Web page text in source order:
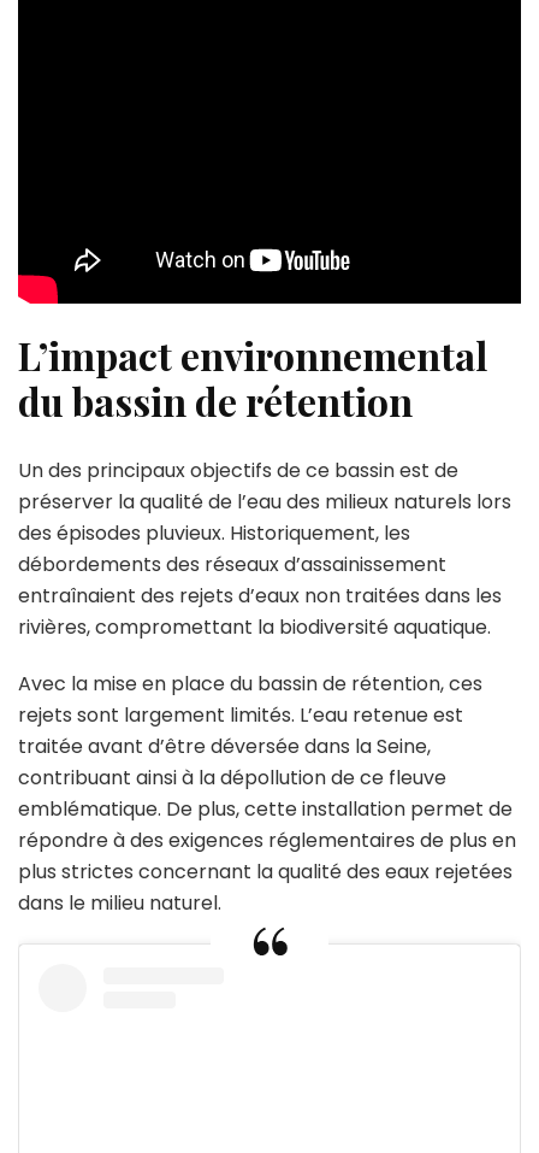
L’impact environnemental
du bassin de rétention
Un des principaux objectifs de ce bassin est de
préserver la qualité de l’eau des milieux naturels lors
des épisodes pluvieux. Historiquement, les
débordements des réseaux d’assainissement
entraînaient des rejets d’eaux non traitées dans les
rivières, compromettant la biodiversité aquatique.
Avec la mise en place du bassin de rétention, ces
rejets sont largement limités. L’eau retenue est
traitée avant d’être déversée dans la Seine,
contribuant ainsi à la dépollution de ce fleuve
emblématique. De plus, cette installation permet de
répondre à des exigences réglementaires de plus en
plus strictes concernant la qualité des eaux rejetées
dans le milieu naturel.